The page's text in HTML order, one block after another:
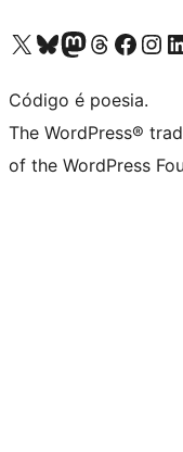
Visite a nossa conta X (antigo Twitter)
Visit our Bluesky account
Visit our Mastodon account
Visit our Threads account
Visite a nossa
Visite a
Código é poesia.
The WordPress®
of the WordPress